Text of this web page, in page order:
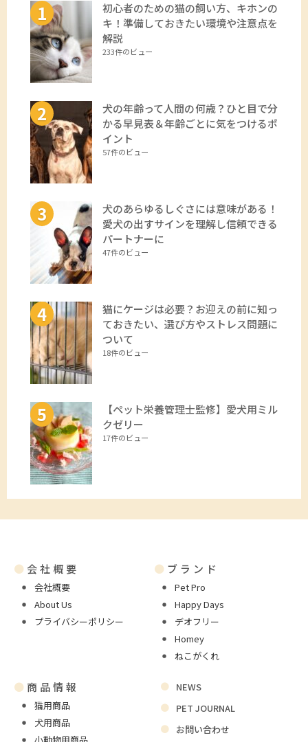
初心者のための猫の飼い方、キホンの
キ！準備しておきたい環境や注意点を
解説
233件のビュー
犬の年齢って人間の何歳？ひと目で分
かる早見表＆年齢ごとに気をつけるポ
イント
57件のビュー
犬のあらゆるしぐさには意味がある！
愛犬の出すサインを理解し信頼できる
パートナーに
47件のビュー
猫にケージは必要？お迎えの前に知っ
ておきたい、選び方やストレス問題に
ついて
18件のビュー
【ペット栄養管理士監修】愛犬用ミル
クゼリー
17件のビュー
● 会社概要
会社概要
About Us
プライバシーポリシー
● ブランド
Pet Pro
Happy Days
デオフリー
Homey
ねこがくれ
● 商品情報
猫用商品
犬用商品
NEWS
PET JOURNAL
お問い合わせ